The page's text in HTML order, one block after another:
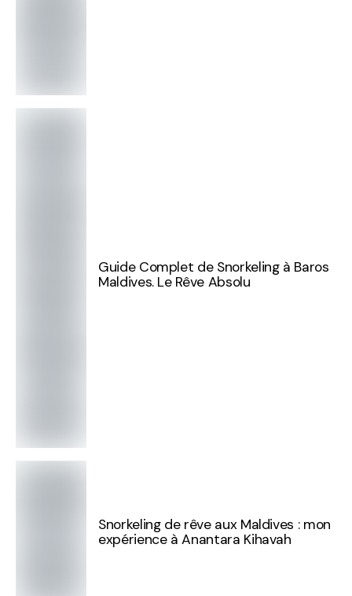
Guide Complet de Snorkeling à Baros
Maldives. Le Rêve Absolu
Snorkeling de rêve aux Maldives : mon
expérience à Anantara Kihavah